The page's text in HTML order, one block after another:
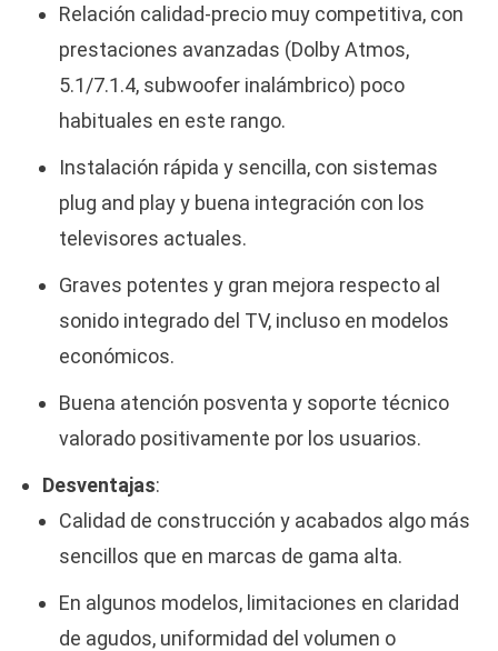
Relación calidad‑precio muy competitiva, con
prestaciones avanzadas (Dolby Atmos,
5.1/7.1.4, subwoofer inalámbrico) poco
habituales en este rango.
Instalación rápida y sencilla, con sistemas
plug and play y buena integración con los
televisores actuales.
Graves potentes y gran mejora respecto al
sonido integrado del TV, incluso en modelos
económicos.
Buena atención posventa y soporte técnico
valorado positivamente por los usuarios.
Desventajas:
Calidad de construcción y acabados algo más
sencillos que en marcas de gama alta.
En algunos modelos, limitaciones en claridad
de agudos, uniformidad del volumen o